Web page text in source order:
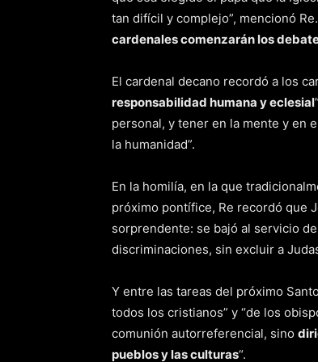
tan difícil y complejo”, mencionó
cardenales comenzarán los
El cardenal decano recordó a los
responsabilidad humana y eclesial
personal, y tener en la mente y en
la humanidad”.
En la homilía, en la que
próximo pontífice, Re recordó que
sorprendente: se bajó al servicio
discriminaciones, sin excluir a
Y entre las tareas del próximo
todos los cristianos” y “de los
comunión autorreferencial, sino
pueblos y las culturas“.